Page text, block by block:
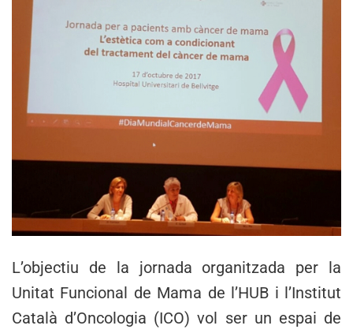
L’objectiu de la jornada organitzada per la
Unitat Funcional de Mama de l’HUB i l’Institut
Català d’Oncologia (ICO) vol ser un espai de